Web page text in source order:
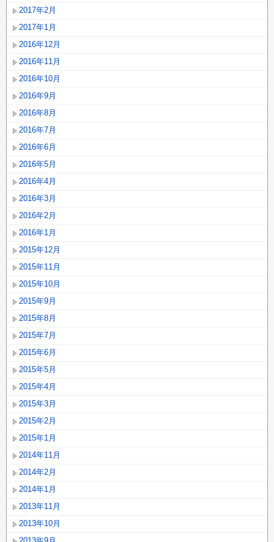
2017年2月
2017年1月
2016年12月
2016年11月
2016年10月
2016年9月
2016年8月
2016年7月
2016年6月
2016年5月
2016年4月
2016年3月
2016年2月
2016年1月
2015年12月
2015年11月
2015年10月
2015年9月
2015年8月
2015年7月
2015年6月
2015年5月
2015年4月
2015年3月
2015年2月
2015年1月
2014年11月
2014年2月
2014年1月
2013年11月
2013年10月